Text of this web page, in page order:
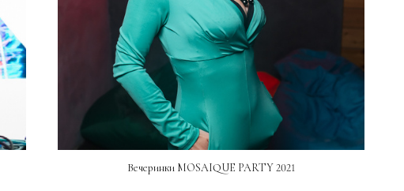
Вечеринки MOSAIQUE PARTY 2021